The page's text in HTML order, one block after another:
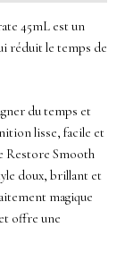
45mL est un
réduit le temps de
du temps et
lisse, facile et
Restore Smooth
doux, brillant et
magique
offre une